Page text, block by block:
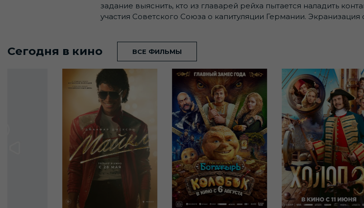
задание выяснить, кто из главарей рейха пытается наладить
участия Советского Союза о капитуляции Германии.
Сегодня в кино ВСЕ ФИЛЬМЫ